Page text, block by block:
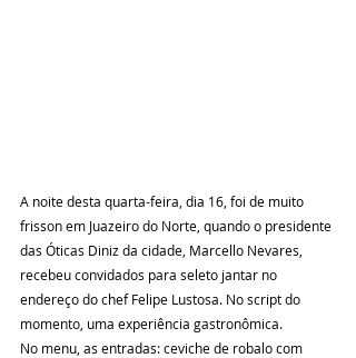
A noite desta quarta-feira, dia 16, foi de muito
frisson em Juazeiro do Norte, quando o presidente
das Óticas Diniz da cidade, Marcello Nevares,
recebeu convidados para seleto jantar no
endereço do chef Felipe Lustosa. No script do
momento, uma experiência gastronômica.
No menu, as entradas: ceviche de robalo com